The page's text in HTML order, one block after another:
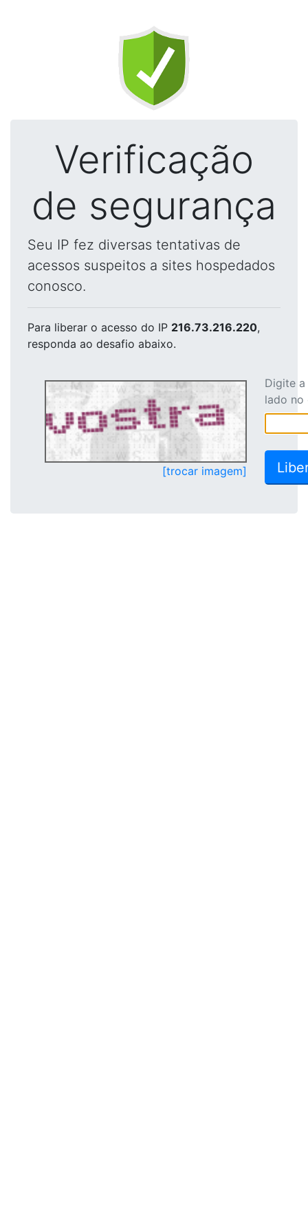
Verificação
de segurança
Seu IP fez diversas tentativas de
acessos suspeitos a sites hospedados
conosco.
Para liberar o acesso do IP 216.73.216.220,
responda ao desafio abaixo.
[trocar imagem]
Digite
lado no